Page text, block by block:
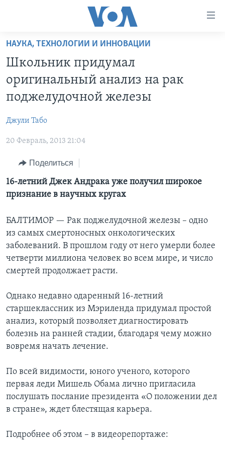
Перейти
основной
контент
Перейти
основной
навигации
Перейти
поиск
ИТОГИ
ПОЧЕМУ ЭТО ВАЖНО?
ДИСКУССИЯ VOA
ДЕТАЛИ
НЬЮ-ЙОРК NEW YORK
АМЕРИКА. БОЛЬШОЕ ПУТЕШЕСТВИЕ
ПРОЕКТЫ
НАША АМЕРИКАНСКАЯ ИСТОРИЯ
А КАК В АМЕРИКЕ?
АРТЕФАКТЫ
АМЕРИКАНСКИЕ ГОРОДКИ
ТЕСТЫ
ИНТЕРВЬЮ
ФАКТЫ ПРОТИВ ФЕЙКОВ
ЗА СВОБОДУ ПРЕССЫ
УЧИМ АНГЛИЙСКИЙ
ВИДЕО
ПОДПИСКА НА НОВОСТИ
Learning English
СОЦИАЛЬНЫЕ СЕТИ
Языки
НАУКА, ТЕХНОЛОГИИ И ИННОВАЦИИ
Школьник придумал
оригинальный анализ на рак
поджелудочной железы
Джули Табо
20 Февраль, 2013 21:04
Поделиться
16-летний Джек Андрака уже получил широкое
признание в научных кругах
БАЛТИМОР — Рак поджелудочной железы – одно
из самых смертоносных онкологических
заболеваний. В прошлом году от него умерли более
четверти миллиона человек во всем мире, и число
смертей продолжает расти.
Однако недавно одаренный 16-летний
старшеклассник из Мэриленда придумал простой
анализ, который позволяет диагностировать
болезнь на ранней стадии, благодаря чему можно
вовремя начать лечение.
По всей видимости, юного ученого, которого
первая леди Мишель Обама лично пригласила
послушать послание президента «О положении дел
в стране», ждет блестящая карьера.
Подробнее об этом – в видеорепортаже: